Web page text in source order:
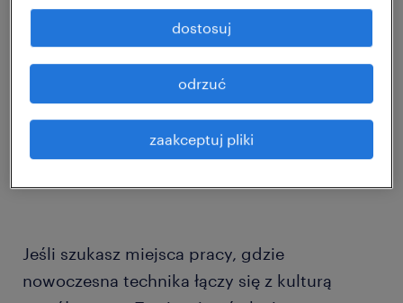
monitorowanie realizacji, aż po opiekę
posprzedażową. Dzięki Twojemu
zaangażowaniu i analizie satysfakcji klientów,
będziemy mogli stale doskonalić nasze
procesy i dostarczać usługi najwyższej
Jeśli szukasz miejsca pracy, gdzie
nowoczesna technika łączy się z kulturą
zaakceptuj pliki
odrzuć
dostosuj